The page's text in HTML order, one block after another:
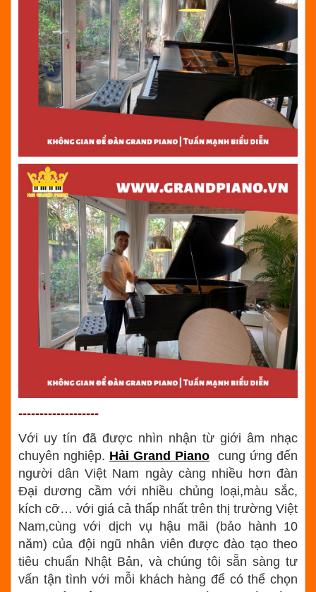
-------------------
Với uy tín đã được nhìn nhận từ giới âm nhạc
chuyên nghiệp. Hải Grand Piano cung ứng đến
người dân Việt Nam ngày càng nhiều hơn đàn
Đại dương cầm với nhiều chủng loại,màu sắc,
kích cỡ… với giá cả thấp nhất trên thị trường Việt
Nam,cùng với dịch vụ hậu mãi (bảo hành 10
năm) của đội ngũ nhân viên được đào tạo theo
tiêu chuẩn Nhật Bản, và chúng tôi sẵn sàng tư
vấn tận tình với mỗi khách hàng để có thể chọn